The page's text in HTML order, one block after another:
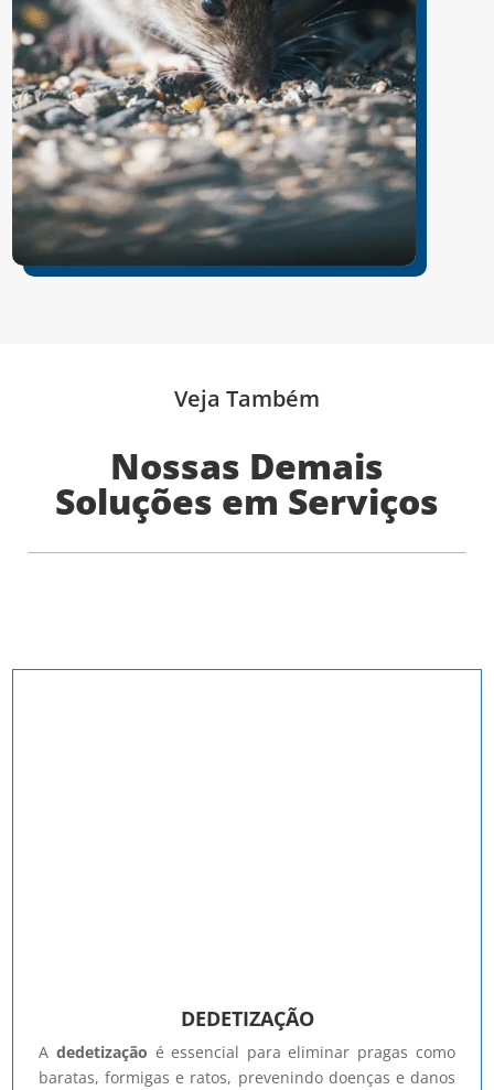
Nossas Demais
Soluções em Serviços
Veja Também
DEDETIZAÇÃO
A dedetização é essencial para eliminar pragas como
baratas, formigas e ratos, prevenindo doenças e danos